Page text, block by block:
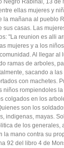
Negro Rabinal, 13 de
ellas mujeres y
la mañana al pueblo
sus casas. Las
"La reunion es alli
mujeres y a los
Al llegar al
ramas de arboles,
sacando a
con machetes.
niños rompiendoles
colgados en los
son los
indigenas, mayas.
de los generales,
la mano contra su
92 del libro 4 de